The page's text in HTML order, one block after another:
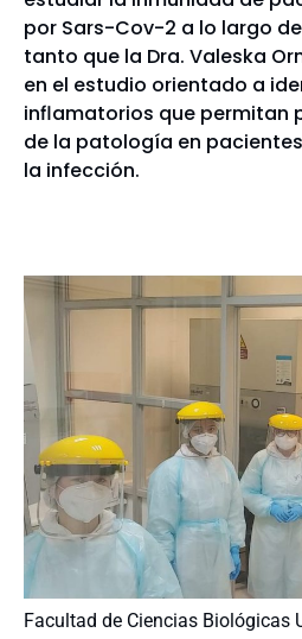
por Sars-Cov-2 a lo largo
tanto que la Dra. Valeska
en el estudio orientado a
inflamatorios que permitan
de la patología en
la infección.
Facultad de Ciencias Biológicas